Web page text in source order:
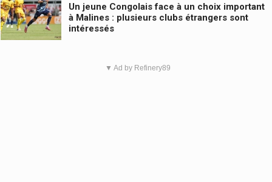
Un jeune Congolais face à un choix important
à Malines : plusieurs clubs étrangers sont
intéressés
▼ Ad by Refinery89